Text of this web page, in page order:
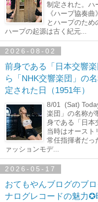
制定された。ハ
《ハープ協奏
とハープのため
ハープの起源は古く紀元...
2026-08-02
前身である「日本交響
ら「NHK交響楽団」の
定された日（1951年）
8/01 (Sat)
楽団」の名称が
身である「日本
当時はオースト
常任指揮者だっ
ァッションモデ...
2026-05-17
おてもやんブログのブ
ナログレコードの魅力✪